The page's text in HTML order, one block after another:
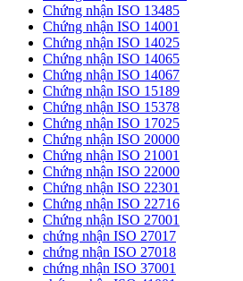
Chứng nhận ISO 13485
Chứng nhận ISO 14001
Chứng nhận ISO 14025
Chứng nhận ISO 14065
Chứng nhận ISO 14067
Chứng nhận ISO 15189
Chứng nhận ISO 15378
Chứng nhận ISO 17025
Chứng nhận ISO 20000
Chứng nhận ISO 21001
Chứng nhận ISO 22000
Chứng nhận ISO 22301
Chứng nhận ISO 22716
Chứng nhận ISO 27001
chứng nhận ISO 27017
chứng nhận ISO 27018
chứng nhận ISO 37001